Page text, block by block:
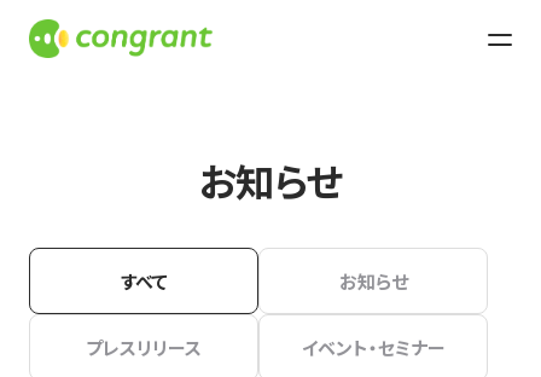
お知らせ
すべて お知らせ
プレスリリース イベント・セミナー